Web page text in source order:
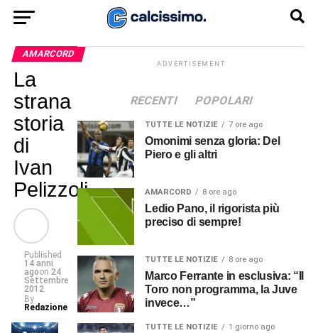
AMARCORD
La
strana
storia
di
Ivan
Pelizzoli
Published
14 anni
agoon 24
Settembre
2012
By
Redazione
ADVERTISEMENT
RECENTI POPOLARI
TUTTE LE NOTIZIE 7 ore ago
Omonimi senza gloria: Del
Piero e gli altri
AMARCORD 8 ore ago
Ledio Pano, il rigorista più
preciso di sempre!
TUTTE LE NOTIZIE 8 ore ago
Marco Ferrante in esclusiva: “Il
Toro non programma, la Juve
invece…”
TUTTE LE NOTIZIE 1 giorno ago